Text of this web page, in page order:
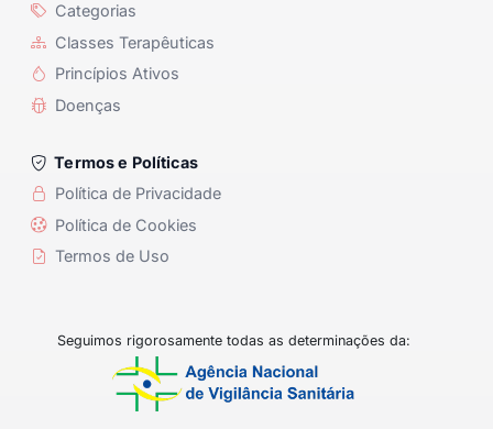
Categorias
Classes Terapêuticas
Princípios Ativos
Doenças
Termos e Políticas
Política de Privacidade
Política de Cookies
Termos de Uso
Seguimos rigorosamente todas as determinações da: